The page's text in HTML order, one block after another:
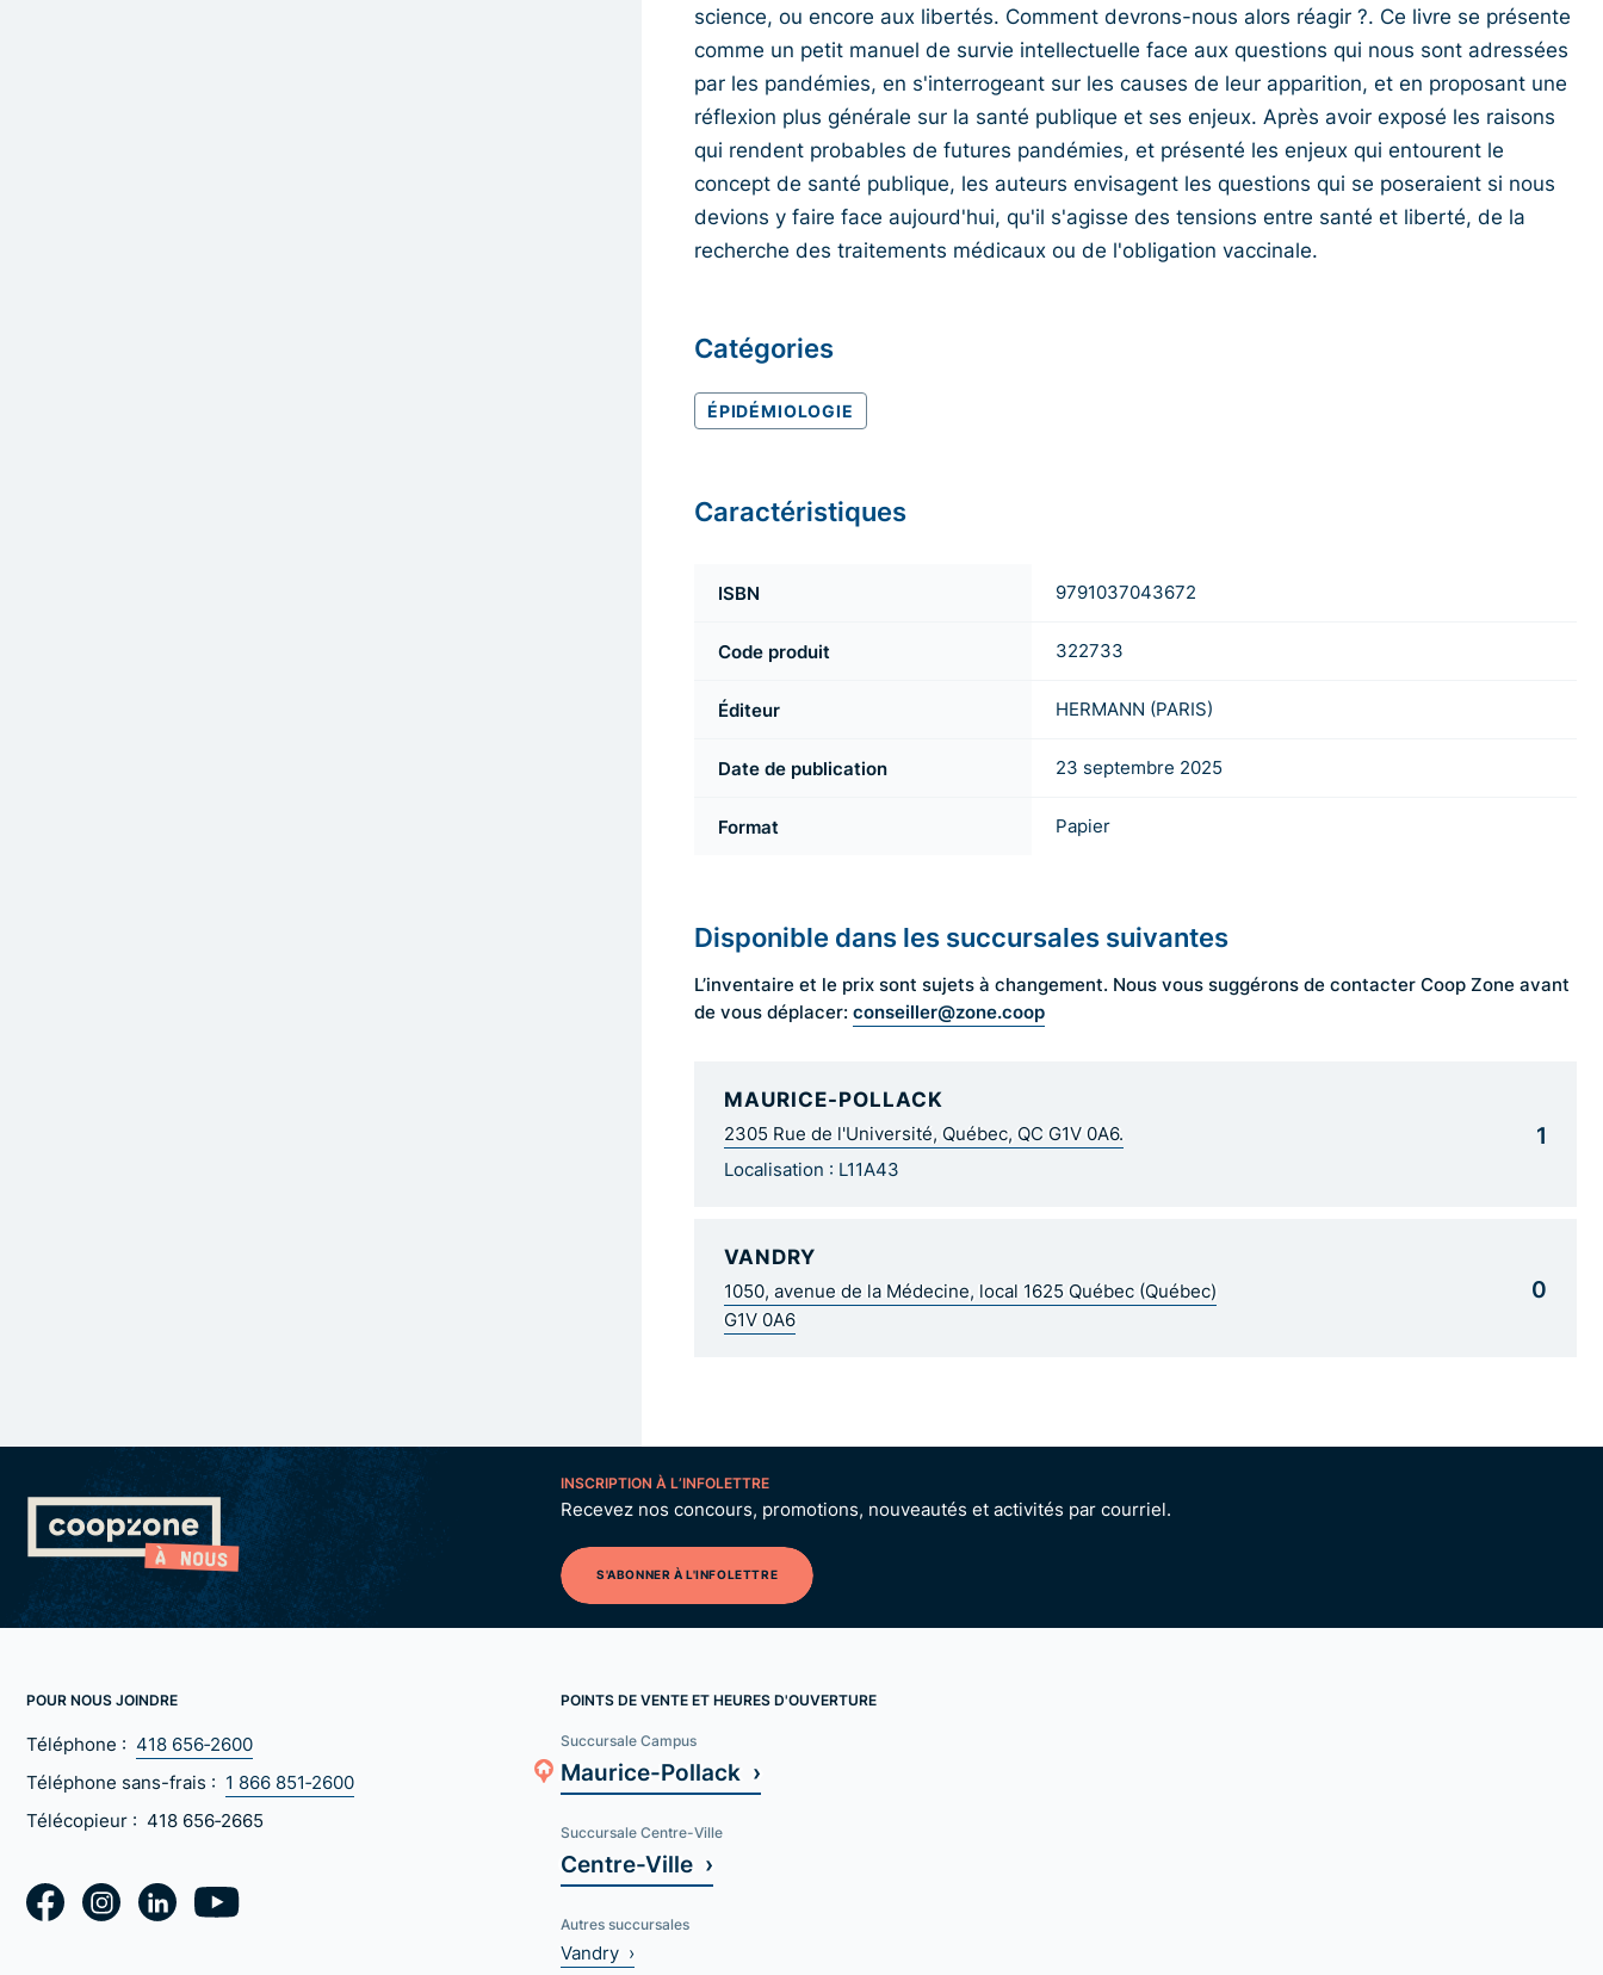
science, ou encore aux libertés. Comment devrons-nous alors réagir ?. Ce livre se présente
comme un petit manuel de survie intellectuelle face aux questions qui nous sont adressées
par les pandémies, en s'interrogeant sur les causes de leur apparition, et en proposant une
réflexion plus générale sur la santé publique et ses enjeux. Après avoir exposé les raisons
qui rendent probables de futures pandémies, et présenté les enjeux qui entourent le
concept de santé publique, les auteurs envisagent les questions qui se poseraient si nous
devions y faire face aujourd'hui, qu'il s'agisse des tensions entre santé et liberté, de la
recherche des traitements médicaux ou de l'obligation vaccinale.
Catégories
ÉPIDÉMIOLOGIE
Caractéristiques
ISBN 9791037043672
Code produit 322733
Éditeur HERMANN (PARIS)
Date de publication 23 septembre 2025
Format Papier
Disponible dans les succursales suivantes
L’inventaire et le prix sont sujets à changement. Nous vous suggérons de contacter Coop Zone avant
de vous déplacer: conseiller@zone.coop
MAURICE-POLLACK
2305 Rue de l'Université, Québec, QC G1V 0A6.
Localisation : L11A43
1
VANDRY
1050, avenue de la Médecine, local 1625 Québec (Québec)
G1V 0A6
0
INSCRIPTION À L’INFOLETTRE
Recevez nos concours, promotions, nouveautés et activités par courriel.
S'ABONNER À L'INFOLETTRE
POUR NOUS JOINDRE
Téléphone : 418 656‑2600
Téléphone sans-frais : 1 866 851‑2600
Télécopieur : 418 656‑2665
POINTS DE VENTE ET HEURES D'OUVERTURE
Succursale Campus
Maurice-Pollack ›
Succursale Centre-Ville
Centre-Ville ›
Autres succursales
Vandry ›